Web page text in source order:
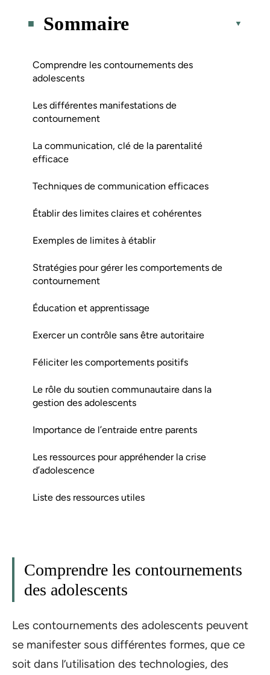
Sommaire
Comprendre les contournements des
adolescents
Les différentes manifestations de
contournement
La communication, clé de la parentalité
efficace
Techniques de communication efficaces
Établir des limites claires et cohérentes
Exemples de limites à établir
Stratégies pour gérer les comportements de
contournement
Éducation et apprentissage
Exercer un contrôle sans être autoritaire
Féliciter les comportements positifs
Le rôle du soutien communautaire dans la
gestion des adolescents
Importance de l’entraide entre parents
Les ressources pour appréhender la crise
d’adolescence
Liste des ressources utiles
Comprendre les contournements
des adolescents
Les contournements des adolescents peuvent
se manifester sous différentes formes, que ce
soit dans l’utilisation des technologies, des